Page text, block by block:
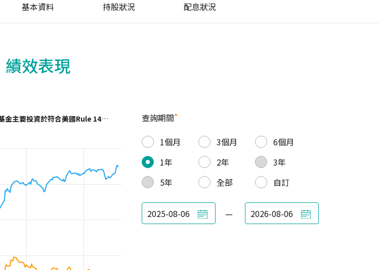
基本資料 持股狀況 配息狀況
績效表現
投資於符合美國Rule 144A規定之私募性質債券且配息來源可能為本金)
查詢期間*
1個月 3個月
6個月
1年
2年
3年
5年
全部 自訂
—